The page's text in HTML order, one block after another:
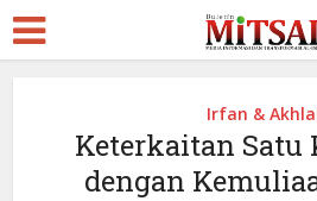
Irfan &
Keterkaitan Satu
dengan